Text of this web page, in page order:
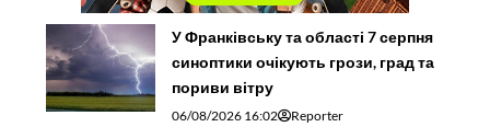
У Франківську та області 7 серпня
синоптики очікують грози, град та
пориви вітру
06/08/2026 16:02 Reporter